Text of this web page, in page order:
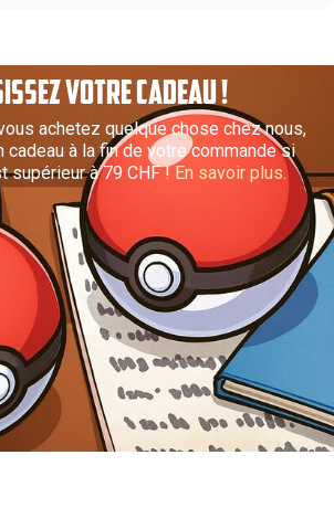
VOTRE CADEAU !
achetez quelque chose chez nous,
cadeau à la fin de votre commande si
supérieur à 79 CHF ! En savoir plus.